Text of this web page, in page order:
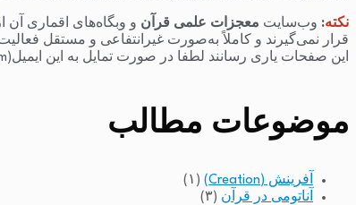
نکته: وب‌سایت معجزات علمی قرآن و وبگاه‌های اقماری آن
قرار نمی‌گیرند و کاملاً به‌صورت غیرانتفاعی و مستقل
این صفحات یاری رسانند لطفا در صورت تمایل به این ایمیل(raminfakhari@gmail.com) پیام بدهند.
موضوعات مطالب
آفرینش (Creation)
(۱)
آناتومی در قرآن (۳)